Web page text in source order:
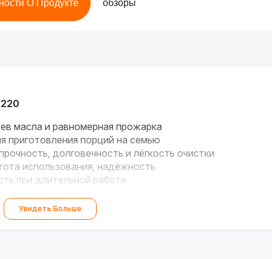
О Продукте обзоры
масла и равномерная прожарка
приготовления порций на семью
долговечность и лёгкость очистки
использования, надёжность
при длительной работе
Увидеть Больше